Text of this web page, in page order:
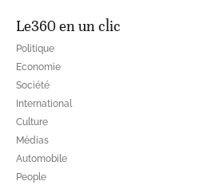
Le360 en un clic
Politique
Economie
Société
International
Culture
Médias
Automobile
People